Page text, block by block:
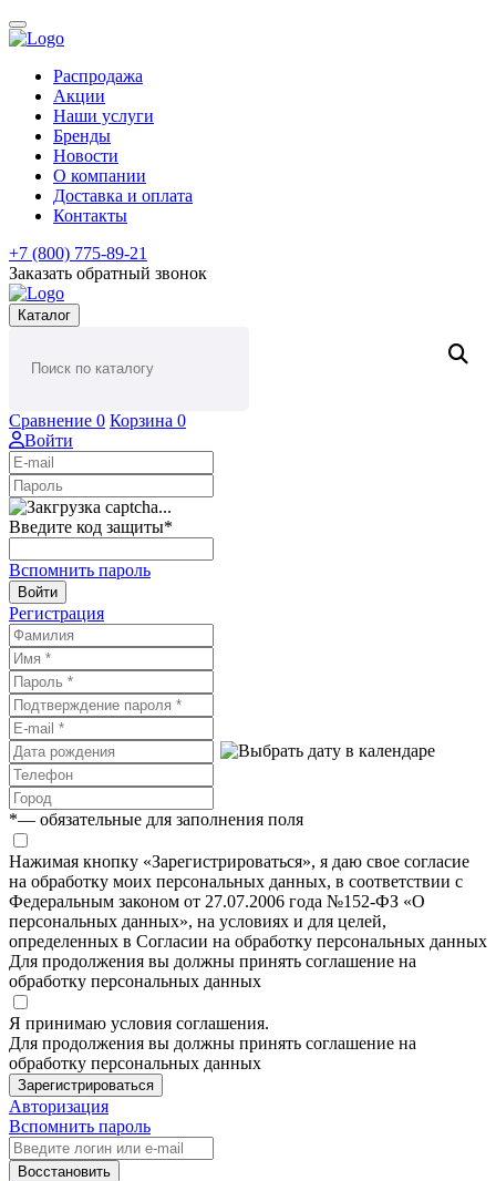
Распродажа
Акции
Наши услуги
Бренды
Новости
О компании
Доставка и оплата
Контакты
+7 (800) 775-89-21
Заказать обратный звонок
Каталог
Сравнение 0 Корзина 0
Войти
Введите код защиты*
Вспомнить пароль
Войти
Регистрация
*— обязательные для заполнения поля
Нажимая кнопку «Зарегистрироваться», я даю свое согласие
на обработку моих персональных данных, в соответствии с
Федеральным законом от 27.07.2006 года №152-ФЗ «О
персональных данных», на условиях и для целей,
определенных в Согласии на обработку персональных данных
Для продолжения вы должны принять соглашение на
обработку персональных данных
Я принимаю условия соглашения.
Для продолжения вы должны принять соглашение на
обработку персональных данных
Зарегистрироваться
Авторизация
Вспомнить пароль
Восстановить